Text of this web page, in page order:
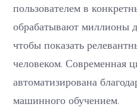
пользователем в
обрабатывают миллионы
чтобы показать
человеком. Современная
автоматизирована
машинного обучением.